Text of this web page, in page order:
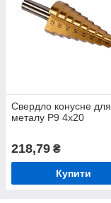
Свердло конусне для
металу Р9 4х20
218,79 ₴
Купити